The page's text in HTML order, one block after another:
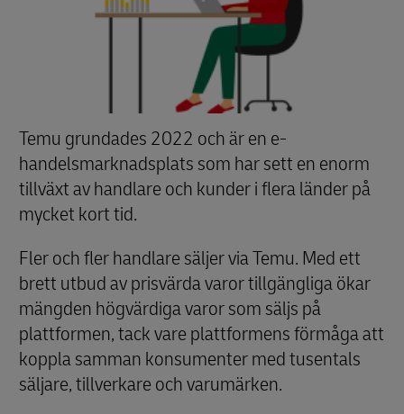
Temu grundades 2022 och är en e-
handelsmarknadsplats som har sett en enorm
tillväxt av handlare och kunder i flera länder på
mycket kort tid.
Fler och fler handlare säljer via Temu. Med ett
brett utbud av prisvärda varor tillgängliga ökar
mängden högvärdiga varor som säljs på
plattformen, tack vare plattformens förmåga att
koppla samman konsumenter med tusentals
säljare, tillverkare och varumärken.